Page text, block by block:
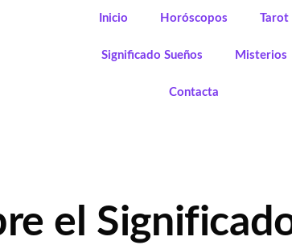
Inicio Horóscopos Tarot
Significado Sueños Misterios
Contacta
el